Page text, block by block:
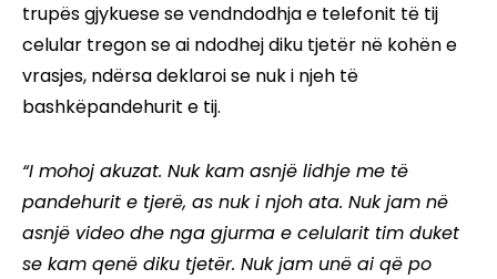
trupës gjykuese se vendndodhja e telefonit të tij
celular tregon se ai ndodhej diku tjetër në kohën e
vrasjes, ndërsa deklaroi se nuk i njeh të
bashkëpandehurit e tij.
“I mohoj akuzat. Nuk kam asnjë lidhje me të
pandehurit e tjerë, as nuk i njoh ata. Nuk jam në
asnjë video dhe nga gjurma e celularit tim duket
se kam qenë diku tjetër. Nuk jam unë ai që po